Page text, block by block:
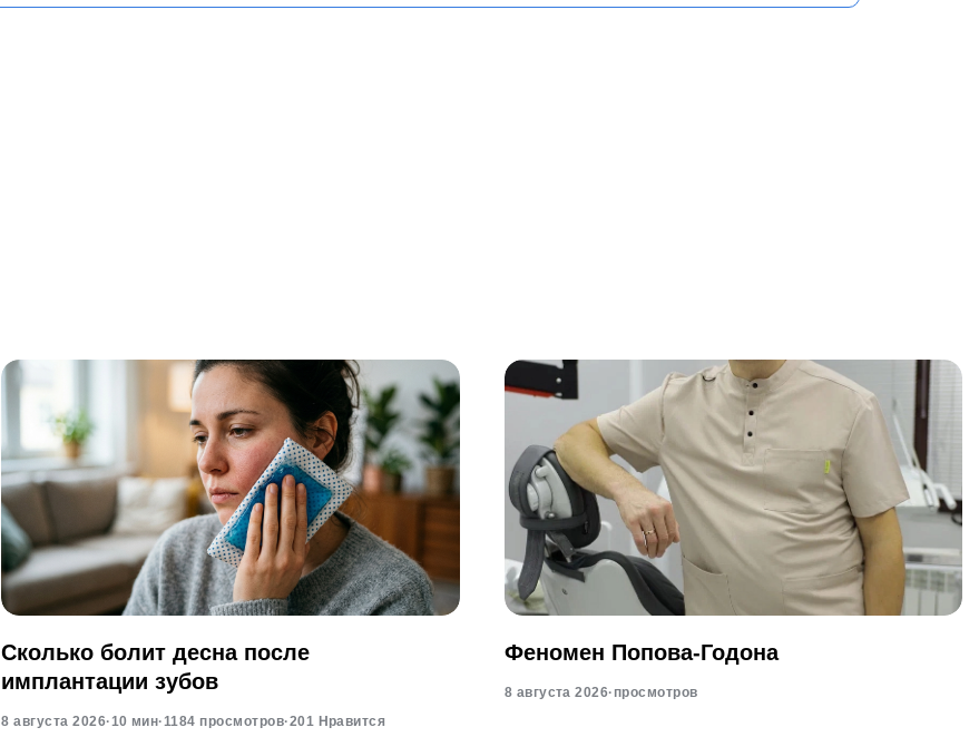
Сколько болит десна после
имплантации зубов
8 августа 2026·10 мин·1184 просмотров·201 Нравится
Феномен Попова-Годона
8 августа 2026· просмотров